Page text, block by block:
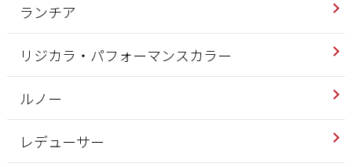
ランチア
リジカラ・パフォーマンスカラー
ルノー
レデューサー